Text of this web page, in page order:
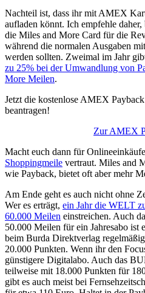
Nachteil ist, dass ihr mit AMEX
aufladen könnt. Ich empfehle
die Miles and More Card für die
während die normalen Ausgaben
werden sollten. Zweimal im Jahr
zu 25% bei der Umwandlung von
More Meilen.
Jetzt die kostenlose AMEX
beantragen!
Zur AMEX
Macht euch dann für
Shoppingmeile vertraut. Miles and
wie Payback, bietet oft aber mehr
Am Ende geht es auch nicht ohne
Wer es erträgt, ein Jahr die WELT
60.000 Meilen einstreichen. Auch
50.000 Meilen für ein Jahresabo ist
beim Burda Direktverlag
20.000 Punkten. Wenn ihr den
günstigere Digitalabo. Auch das
teilweise mit 18.000 Punkten für
gibt es auch meist bei